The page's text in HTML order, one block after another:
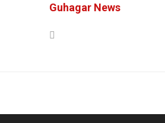
Guhagar News